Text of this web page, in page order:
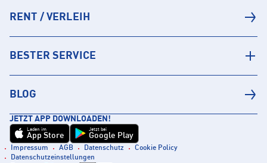
RENT / VERLEIH
BESTER SERVICE
BLOG
JETZT APP DOWNLOADEN!
Laden im
App Store
Jetzt bei
Google Play
Impressum AGB Datenschutz
Cookie Policy
Datenschutzeinstellungen